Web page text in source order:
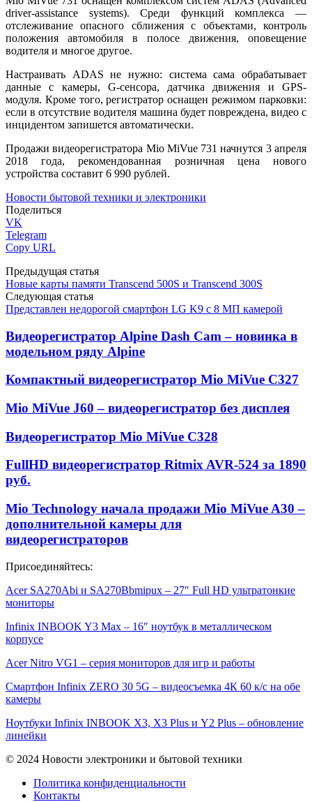
driver-assistance systems). Среди функций комплекса —
отслеживание опасного сближения с объектами, контроль
положения автомобиля в полосе движения, оповещение
водителя и многое другое.
Настраивать ADAS не нужно: система сама обрабатывает
данные с камеры, G-сенсора, датчика движения и GPS-
модуля. Кроме того, регистратор оснащен режимом парковки:
если в отсутствие водителя машина будет повреждена, видео с
инцидентом запишется автоматически.
Продажи видеорегистратора Mio MiVue 731 начнутся 3 апреля
2018 года, рекомендованная розничная цена нового
устройства составит 6 990 рублей.
Новости бытовой техники и электроники
Поделиться
VK
Telegram
Copy URL
Предыдущая статья
Новые карты памяти Transcend 500S и Transcend 300S
Следующая статья
Представлен недорогой смартфон LG K9 с 8 МП камерой
Видеорегистратор Alpine Dash Cam – новинка в
модельном ряду Alpine
Компактный видеорегистратор Mio MiVue C327
Mio MiVue J60 – видеорегистратор без дисплея
Видеорегистратор Mio MiVue C328
FullHD видеорегистратор Ritmix AVR-524 за 1890
руб.
Mio Technology начала продажи Mio MiVue A30 –
дополнительной камеры для
видеорегистраторов
Присоединяйтесь:
Acer SA270Abi и SA270Bbmipux – 27″ Full HD ультратонкие
мониторы
Infinix INBOOK Y3 Max – 16″ ноутбук в металлическом
корпусе
Acer Nitro VG1 – серия мониторов для игр и работы
Смартфон Infinix ZERO 30 5G – видеосъемка 4К 60 к/с на обе
камеры
Ноутбуки Infinix INBOOK X3, X3 Plus и Y2 Plus – обновление
линейки
© 2024 Новости электроники и бытовой техники
Политика конфиденциальности
Контакты